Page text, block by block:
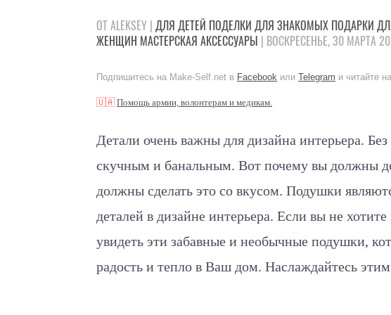
ОТ ALEKSEY | ДЛЯ ДЕТЕЙ ПОДЕЛКИ ДЛЯ ЗНАКОМЫХ ПОДАРКИ
ЖЕНЩИН МАСТЕРСКАЯ АКСЕССУАРЫ | ВОСКРЕСЕНЬЕ, 30 МАРТА
Подпишитесь на Make-Self.net в Facebook или Telegram и читайте
🇺🇦Помощь армии, волонтерам и медикам.
Детали очень важны для дизайна интерьера.
скучным и банальным. Вот почему вы должны
должны сделать это со вкусом. Подушки
деталей в дизайне интерьера. Если вы не
увидеть эти забавные и необычные подушки,
радость и тепло в Ваш дом. Наслаждайтесь